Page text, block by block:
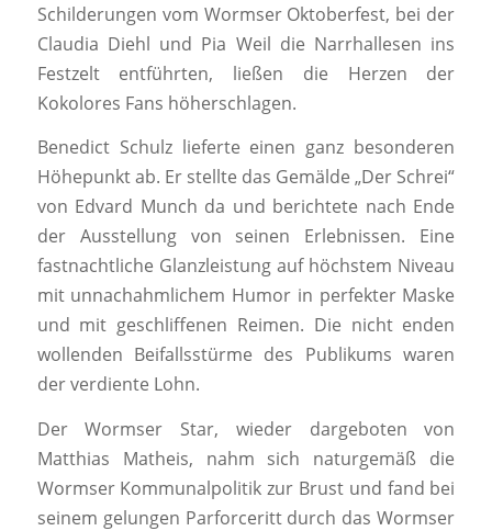
Schilderungen vom Wormser Oktoberfest, bei der
Claudia Diehl und Pia Weil die Narrhallesen ins
Festzelt entführten, ließen die Herzen der
Kokolores Fans höherschlagen.
Benedict Schulz lieferte einen ganz besonderen
Höhepunkt ab. Er stellte das Gemälde „Der Schrei“
von Edvard Munch da und berichtete nach Ende
der Ausstellung von seinen Erlebnissen. Eine
fastnachtliche Glanzleistung auf höchstem Niveau
mit unnachahmlichem Humor in perfekter Maske
und mit geschliffenen Reimen. Die nicht enden
wollenden Beifallsstürme des Publikums waren
der verdiente Lohn.
Der Wormser Star, wieder dargeboten von
Matthias Matheis, nahm sich naturgemäß die
Wormser Kommunalpolitik zur Brust und fand bei
seinem gelungen Parforceritt durch das Wormser